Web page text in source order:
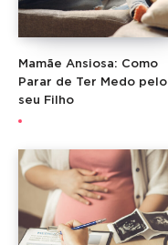
Mamãe Ansiosa: Como
Parar de Ter Medo pelo
seu Filho